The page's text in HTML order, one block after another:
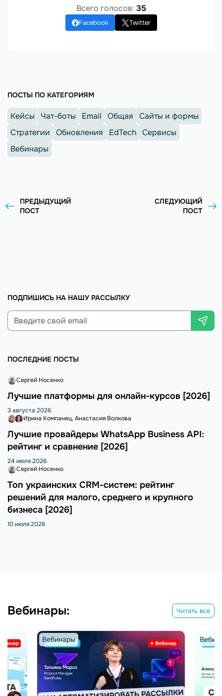
Всего голосов: 35
Facebook Twitter
ПОСТЫ ПО КАТЕГОРИЯМ
Кейсы Чат-боты Email Общая
Сайты и формы
Стратегии
Обновления EdTech Сервисы
Вебинары
ПРЕДЫДУЩИЙ
ПОСТ
СЛЕДУЮЩИЙ
ПОСТ
ПОДПИШИСЬ НА НАШУ РАССЫЛКУ
ПОСЛЕДНИЕ ПОСТЫ
Сергей Носенко
Лучшие платформы для онлайн-курсов [2026]
3 августа 2026
Ирина Компанец Анастасия Волкова
Лучшие провайдеры WhatsApp Business API:
рейтинг и сравнение [2026]
24 июля 2026
Сергей Носенко
Топ украинских CRM-систем: рейтинг
решений для малого, среднего и крупного
бизнеса [2026]
10 июля 2026
Вебинары: Читать все
Вебинары